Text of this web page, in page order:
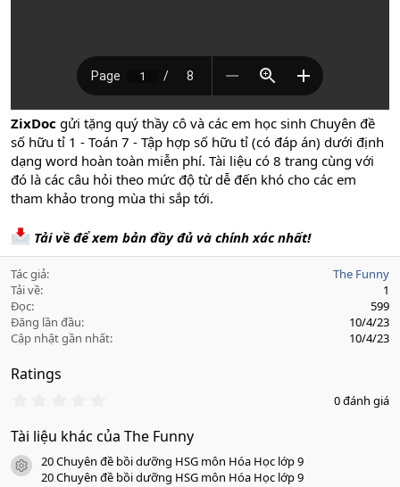
ZixDoc gửi tặng quý thầy cô và các em học sinh Chuyên đề
số hữu tỉ 1 - Toán 7 - Tập hợp số hữu tỉ (có đáp án) dưới định
dạng word hoàn toàn miễn phí. Tài liệu có 8 trang cùng với
đó là các câu hỏi theo mức độ từ dễ đến khó cho các em
tham khảo trong mùa thi sắp tới.
Tải về để xem bản đầy đủ và chính xác nhất!
Tác giả
The Funny
Tải về
1
Đọc
599
Đăng lần đầu
10/4/23
Cập nhật gần nhất
10/4/23
Ratings
0
0
s
a
o
0 đánh giá
Tài liệu khác của The Funny
icon tài liệu
20 Chuyên đề bồi dưỡng HSG môn Hóa Học lớp 9
20 Chuyên đề bồi dưỡng HSG môn Hóa Học lớp 9